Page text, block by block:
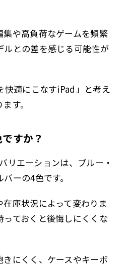
や高負荷なゲームを頻繁
ルとの差を感じる可能性が
快適にこなすiPad」と考え
す。
すか？
リエーションは、ブルー・
ーの4色です。
庫状況によって変わりま
ておくと後悔しにくくな
にくく、ケースやキーボ